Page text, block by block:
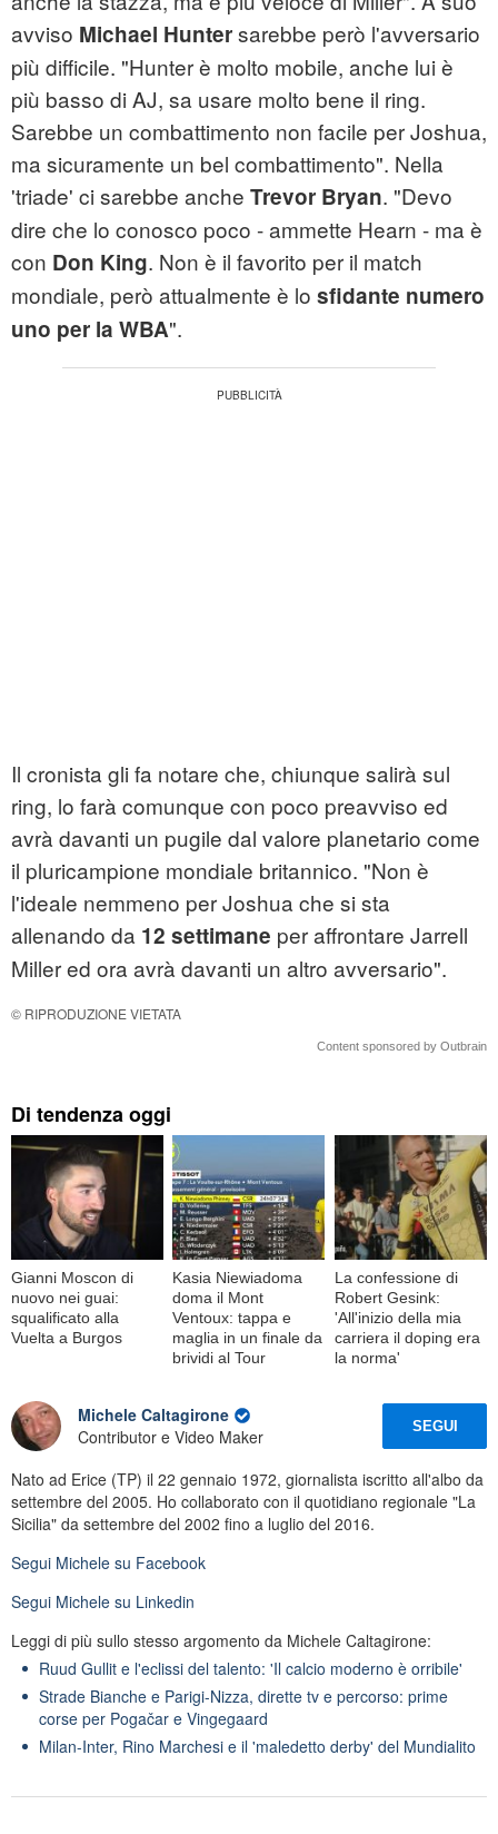
avviso Michael Huntersarebbe però l'avversario
più difficile. "Hunter è molto mobile, anche lui è
più basso di AJ, sa usare molto bene il ring.
Sarebbe un combattimento non facile per Joshua,
ma sicuramente un bel combattimento". Nella
'triade' ci sarebbe anche Trevor Bryan. "Devo
dire che lo conosco poco - ammette Hearn - ma è
con Don King. Non è il favorito per il match
mondiale, però attualmente è lo sfidante numero
uno per la WBA".
Il cronista gli fa notare che, chiunque salirà sul
ring, lo farà comunque con poco preavviso ed
avrà davanti un pugile dal valore planetario come
il pluricampione mondiale britannico. "Non è
l'ideale nemmeno per Joshua che si sta
allenando da 12 settimane per affrontare Jarrell
Miller ed ora avrà davanti un altro avversario".
© RIPRODUZIONE VIETATA
Content sponsored by Outbrain
Di tendenza oggi
Gianni Moscon di
nuovo nei guai:
squalificato alla
Vuelta a Burgos
Kasia Niewiadoma
doma il Mont
Ventoux: tappa e
maglia in un finale da
brividi al Tour
La confessione di
Robert Gesink:
'All'inizio della mia
carriera il doping era
la norma'
Michele Caltagirone
Contributor e Video Maker
SEGUI
Nato ad Erice (TP) il 22 gennaio 1972, giornalista iscritto all'albo da
settembre del 2005. Ho collaborato con il quotidiano regionale "La
Sicilia" da settembre del 2002 fino a luglio del 2016.
Segui Michele su Facebook
Segui Michele su Linkedin
Leggi di più sullo stesso argomento da Michele Caltagirone:
Ruud Gullit e l'eclissi del talento: 'Il calcio moderno è orribile'
Strade Bianche e Parigi-Nizza, dirette tv e percorso: prime
corse per Pogačar e Vingegaard
Milan-Inter, Rino Marchesi e il 'maledetto derby' del Mundialito